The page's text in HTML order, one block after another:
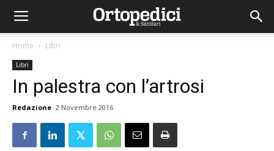
Home Libri
Libri
In palestra con l’artrosi
Redazione 2 Novembre 2016